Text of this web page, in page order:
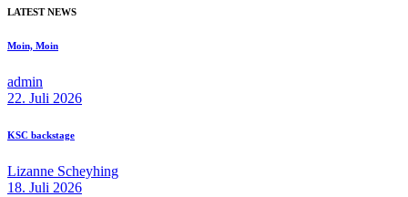
LATEST NEWS
Moin, Moin
admin
22. Juli 2026
KSC backstage
Lizanne Scheyhing
18. Juli 2026